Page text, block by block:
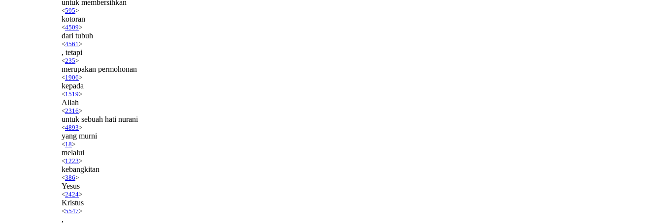
untuk membersihkan
<595>
kotoran
<4509>
dari tubuh
<4561 >
, tetapi
<235>
merupakan permohonan
<1906>
kepada
<1519>
Allah
<2316>
untuk sebuah hati nurani
<4893>
yang murni
<18>
melalui
<1223>
kebangkitan
<386>
Yesus
<2424>
Kristus
<5547>
,